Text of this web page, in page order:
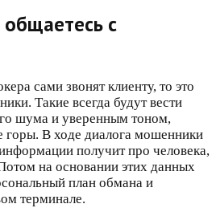
общаетесь с
сами звонят клиенту, то это
Такие всегда будут вести
шума и уверенным тоном,
горы. В ходе диалога мошенники
получит про человека,
на основании этих данных
план обмана и
терминале.